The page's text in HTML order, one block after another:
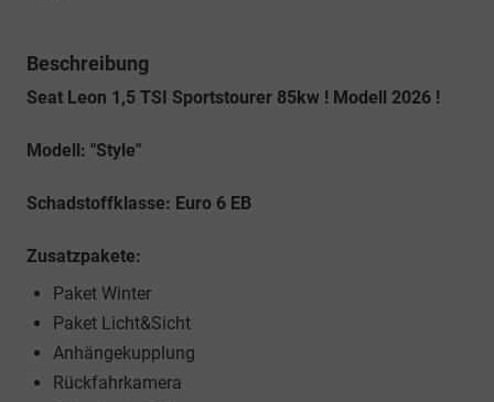
Beschreibung
Seat Leon 1,5 TSI Sportstourer 85kw ! Modell 2026 !
Modell: "Style"
Schadstoffklasse: Euro 6 EB
Zusatzpakete:
Paket Winter
Paket Licht&Sicht
Anhängekupplung
Rückfahrkamera